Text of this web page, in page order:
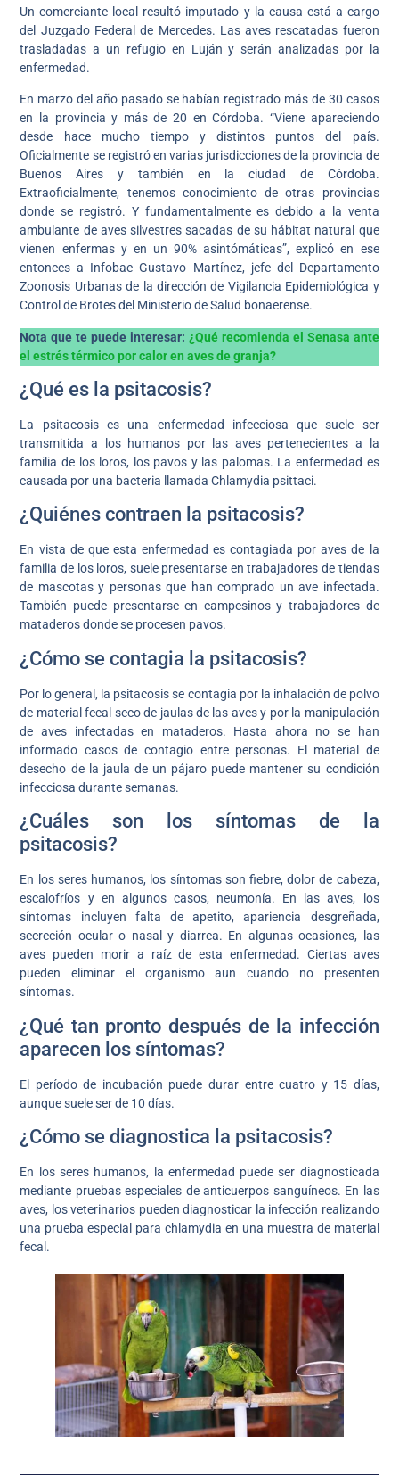
Un comerciante local resultó imputado y la causa está a cargo
del Juzgado Federal de Mercedes. Las aves rescatadas fueron
trasladadas a un refugio en Luján y serán analizadas por la
enfermedad.
En marzo del año pasado se habían registrado más de 30 casos
en la provincia y más de 20 en Córdoba. “Viene apareciendo
desde hace mucho tiempo y distintos puntos del país.
Oficialmente se registró en varias jurisdicciones de la provincia de
Buenos Aires y también en la ciudad de Córdoba.
Extraoficialmente, tenemos conocimiento de otras provincias
donde se registró. Y fundamentalmente es debido a la venta
ambulante de aves silvestres sacadas de su hábitat natural que
vienen enfermas y en un 90% asintómáticas”, explicó en ese
entonces a Infobae Gustavo Martínez, jefe del Departamento
Zoonosis Urbanas de la dirección de Vigilancia Epidemiológica y
Control de Brotes del Ministerio de Salud bonaerense.
Nota que te puede interesar: ¿Qué recomienda el Senasa ante
el estrés térmico por calor en aves de granja?
¿Qué es la psitacosis?
La psitacosis es una enfermedad infecciosa que suele ser
transmitida a los humanos por las aves pertenecientes a la
familia de los loros, los pavos y las palomas. La enfermedad es
causada por una bacteria llamada Chlamydia psittaci.
¿Quiénes contraen la psitacosis?
En vista de que esta enfermedad es contagiada por aves de la
familia de los loros, suele presentarse en trabajadores de tiendas
de mascotas y personas que han comprado un ave infectada.
También puede presentarse en campesinos y trabajadores de
mataderos donde se procesen pavos.
¿Cómo se contagia la psitacosis?
Por lo general, la psitacosis se contagia por la inhalación de polvo
de material fecal seco de jaulas de las aves y por la manipulación
de aves infectadas en mataderos. Hasta ahora no se han
informado casos de contagio entre personas. El material de
desecho de la jaula de un pájaro puede mantener su condición
infecciosa durante semanas.
¿Cuáles son los síntomas de la
psitacosis?
En los seres humanos, los síntomas son fiebre, dolor de cabeza,
escalofríos y en algunos casos, neumonía. En las aves, los
síntomas incluyen falta de apetito, apariencia desgreñada,
secreción ocular o nasal y diarrea. En algunas ocasiones, las
aves pueden morir a raíz de esta enfermedad. Ciertas aves
pueden eliminar el organismo aun cuando no presenten
síntomas.
¿Qué tan pronto después de la infección
aparecen los síntomas?
El período de incubación puede durar entre cuatro y 15 días,
aunque suele ser de 10 días.
¿Cómo se diagnostica la psitacosis?
En los seres humanos, la enfermedad puede ser diagnosticada
mediante pruebas especiales de anticuerpos sanguíneos. En las
aves, los veterinarios pueden diagnosticar la infección realizando
una prueba especial para chlamydia en una muestra de material
fecal.